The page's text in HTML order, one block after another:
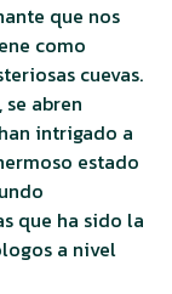
que nos
como
cuevas.
abren
intrigado a
estado
que ha sido la
a nivel